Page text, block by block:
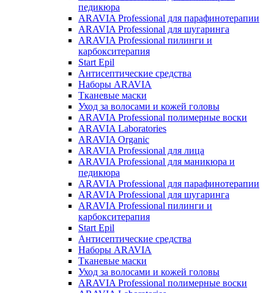
педикюра
ARAVIA Professional для парафинотерапии
ARAVIA Professional для шугаринга
ARAVIA Professional пилинги и
карбокситерапия
Start Epil
Антисептические средства
Наборы ARAVIA
Тканевые маски
Уход за волосами и кожей головы
ARAVIA Professional полимерные воски
ARAVIA Laboratories
ARAVIA Organic
ARAVIA Professional для лица
ARAVIA Professional для маникюра и
педикюра
ARAVIA Professional для парафинотерапии
ARAVIA Professional для шугаринга
ARAVIA Professional пилинги и
карбокситерапия
Start Epil
Антисептические средства
Наборы ARAVIA
Тканевые маски
Уход за волосами и кожей головы
ARAVIA Professional полимерные воски